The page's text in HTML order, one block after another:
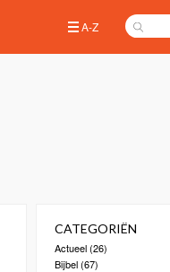
A-Z
CATEGORIËN
Actueel(26)
Bijbel(67)